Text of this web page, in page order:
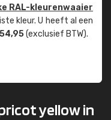
RAL-kleuren­waaier
kleur. U heeft al een
(exclusief BTW).
yellow in